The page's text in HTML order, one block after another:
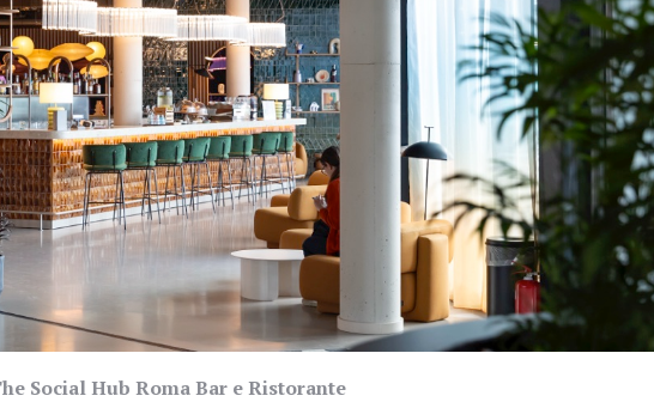
Social Hub Roma Bar e Ristorante